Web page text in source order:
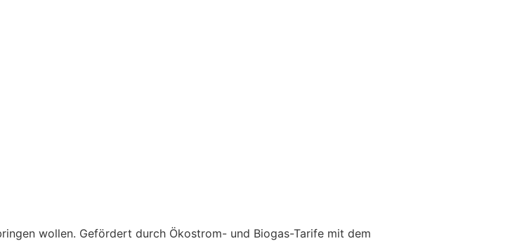
wollen. Gefördert durch Ökostrom- und Biogas-Tarife mit dem